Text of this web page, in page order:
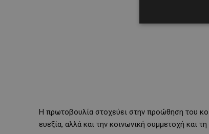
Η πρωτοβουλία στοχεύει στην προώθηση του
ευεξία, αλλά και την κοινωνική συμμετοχή και